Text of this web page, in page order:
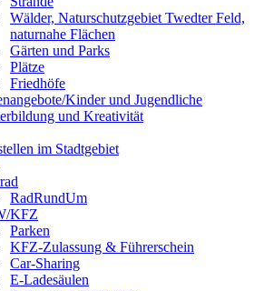
Wälder, Naturschutzgebiet Twedter Feld,
naturnahe Flächen
Gärten und Parks
Plätze
Friedhöfe
Kinder und Jugendliche
und Kreativität
im Stadtgebiet
RadRundUm
KFZ
Parken
KFZ-Zulassung & Führerschein
Car-Sharing
E-Ladesäulen